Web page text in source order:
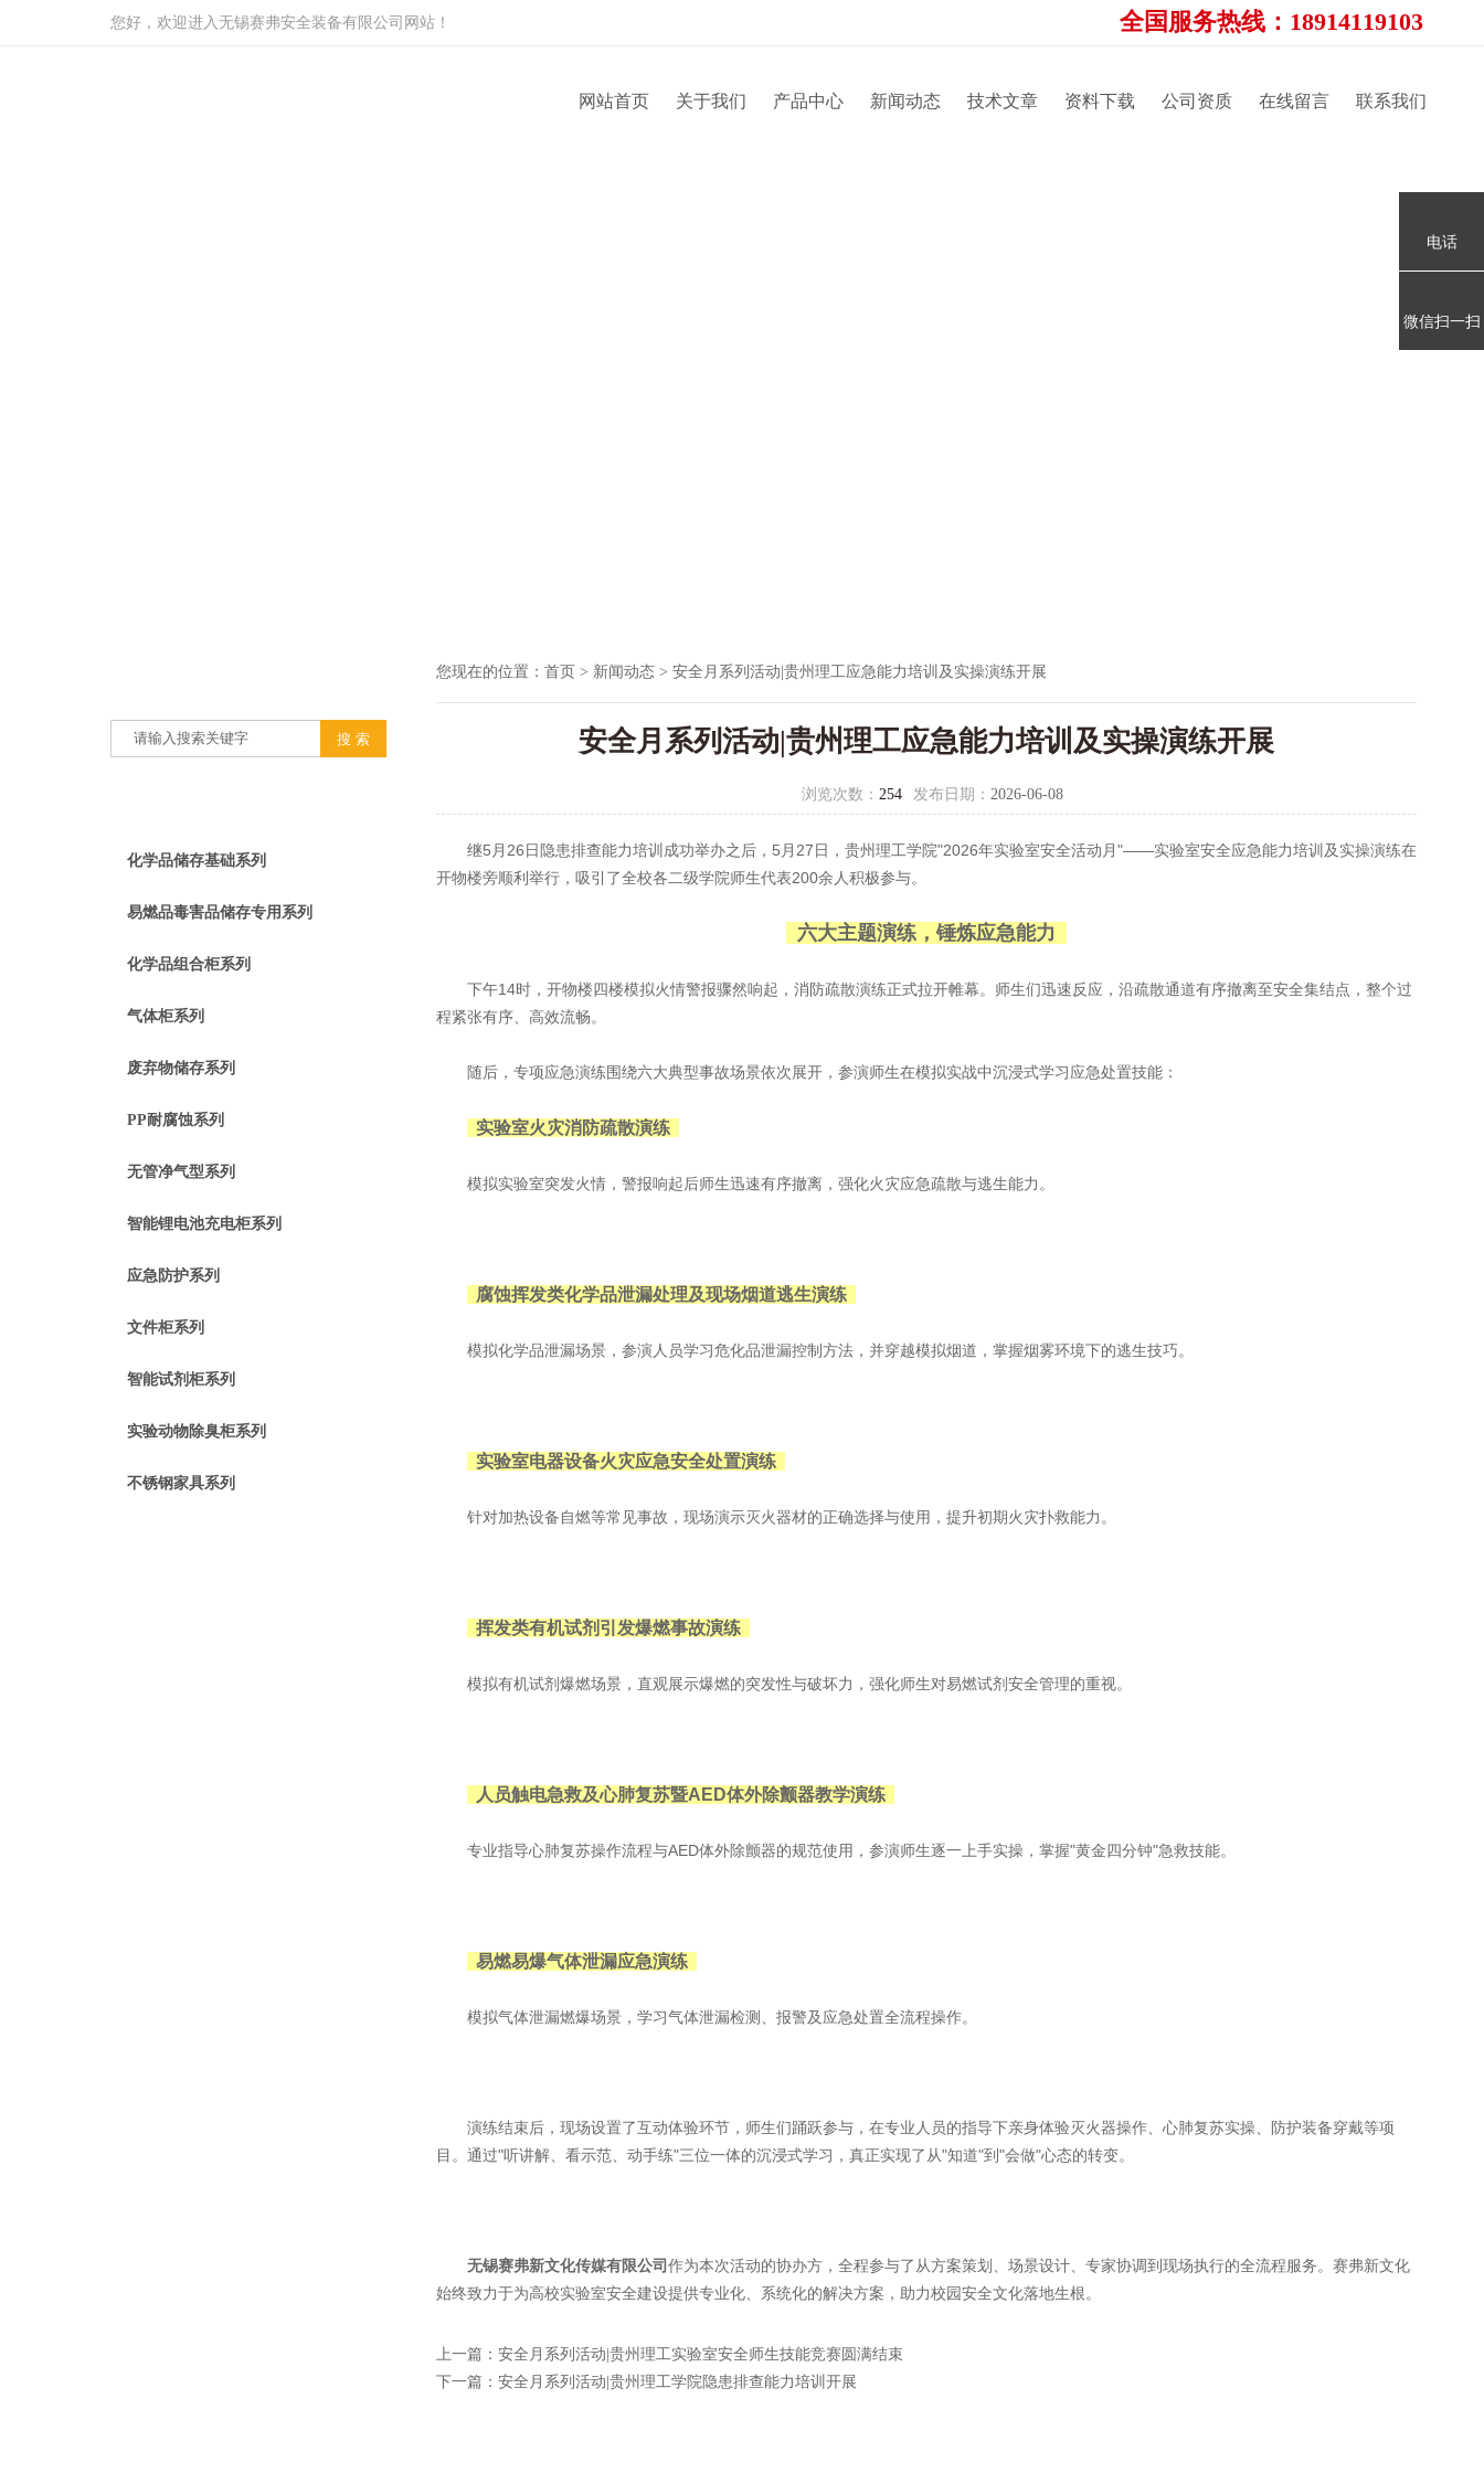
您好，欢迎进入无锡赛弗安全装备有限公司网站！ 全国服务热线：18914119103
网站首页 关于我们 产品中心 新闻动态 技术文章 资料下载 公司资质 在线留言 联系我们
化学品储存基础系列
易燃品毒害品储存专用系列
化学品组合柜系列
气体柜系列
废弃物储存系列
PP耐腐蚀系列
无管净气型系列
智能锂电池充电柜系列
应急防护系列
文件柜系列
智能试剂柜系列
实验动物除臭柜系列
不锈钢家具系列
您现在的位置： 首页 > 新闻动态 > 安全月系列活动|贵州理工应急能力培训及实操演练开展
安全月系列活动|贵州理工应急能力培训及实操演练开展
浏览次数： 254 发布日期： 2026-06-08
继5月26日隐患排查能力培训成功举办之后，5月27日，贵州理工学院"2026年实验室安全活动月"——实验室安全应急能力培训及实操演练在
开物楼旁顺利举行，吸引了全校各二级学院师生代表200余人积极参与。
六大主题演练，锤炼应急能力
下午14时，开物楼四楼模拟火情警报骤然响起，消防疏散演练正式拉开帷幕。师生们迅速反应，沿疏散通道有序撤离至安全集结点，整个过
程紧张有序、高效流畅。
随后，专项应急演练围绕六大典型事故场景依次展开，参演师生在模拟实战中沉浸式学习应急处置技能：
实验室火灾消防疏散演练
模拟实验室突发火情，警报响起后师生迅速有序撤离，强化火灾应急疏散与逃生能力。
腐蚀挥发类化学品泄漏处理及现场烟道逃生演练
模拟化学品泄漏场景，参演人员学习危化品泄漏控制方法，并穿越模拟烟道，掌握烟雾环境下的逃生技巧。
实验室电器设备火灾应急安全处置演练
针对加热设备自燃等常见事故，现场演示灭火器材的正确选择与使用，提升初期火灾扑救能力。
挥发类有机试剂引发爆燃事故演练
模拟有机试剂爆燃场景，直观展示爆燃的突发性与破坏力，强化师生对易燃试剂安全管理的重视。
人员触电急救及心肺复苏暨AED体外除颤器教学演练
专业指导心肺复苏操作流程与AED体外除颤器的规范使用，参演师生逐一上手实操，掌握"黄金四分钟"急救技能。
易燃易爆气体泄漏应急演练
模拟气体泄漏燃爆场景，学习气体泄漏检测、报警及应急处置全流程操作。
演练结束后，现场设置了互动体验环节，师生们踊跃参与，在专业人员的指导下亲身体验灭火器操作、心肺复苏实操、防护装备穿戴等项
目。通过"听讲解、看示范、动手练"三位一体的沉浸式学习，真正实现了从"知道"到"会做"心态的转变。
无锡赛弗新文化传媒有限公司作为本次活动的协办方，全程参与了从方案策划、场景设计、专家协调到现场执行的全流程服务。赛弗新文化
始终致力于为高校实验室安全建设提供专业化、系统化的解决方案，助力校园安全文化落地生根。
上一篇： 安全月系列活动|贵州理工实验室安全师生技能竞赛圆满结束
下一篇： 安全月系列活动|贵州理工学院隐患排查能力培训开展
电话
微信扫一扫